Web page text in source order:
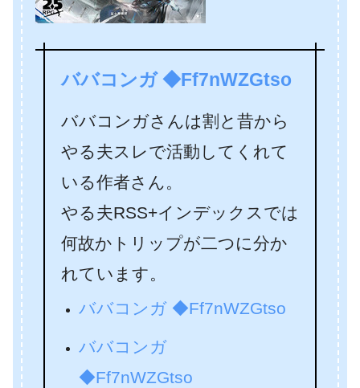
ババコンガ ◆Ff7nWZGtso
ババコンガさんは割と昔から
やる夫スレで活動してくれて
いる作者さん。
やる夫RSS+インデックスでは
何故かトリップが二つに分か
れています。
ババコンガ ◆Ff7nWZGtso
ババコンガ
◆Ff7nWZGtso